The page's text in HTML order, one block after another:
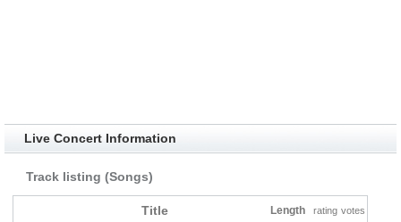
Live Concert Information
Track listing (Songs)
Title Length rating votes